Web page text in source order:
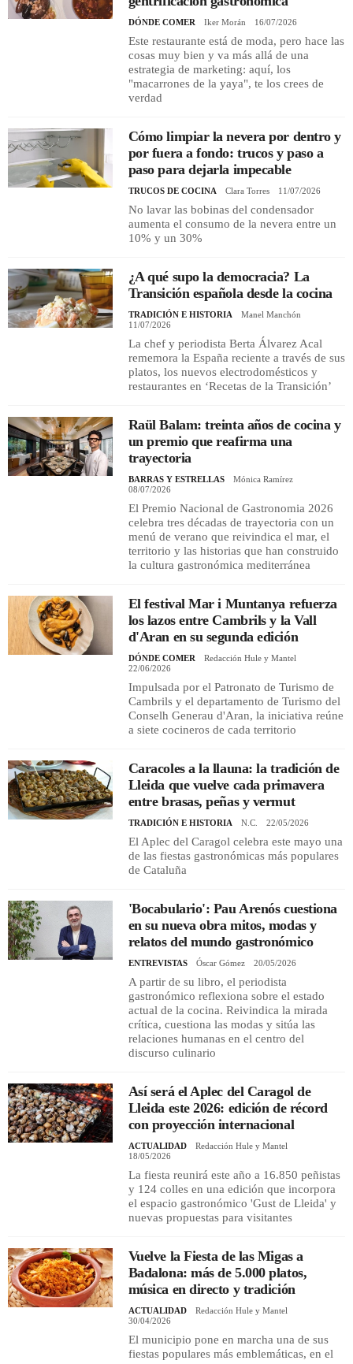
DÓNDE COMER Iker Morán 16/07/2026
Este restaurante está de moda, pero hace las
cosas muy bien y va más allá de una
estrategia de marketing: aquí, los
"macarrones de la yaya", te los crees de
verdad
Cómo limpiar la nevera por dentro y
por fuera a fondo: trucos y paso a
paso para dejarla impecable
TRUCOS DE COCINA Clara Torres 11/07/2026
No lavar las bobinas del condensador
aumenta el consumo de la nevera entre un
10% y un 30%
¿A qué supo la democracia? La
Transición española desde la cocina
TRADICIÓN E HISTORIA
Manel Manchón
11/07/2026
La chef y periodista Berta Álvarez Acal
rememora la España reciente a través de sus
platos, los nuevos electrodomésticos y
restaurantes en ‘Recetas de la Transición’
Raül Balam: treinta años de cocina y
un premio que reafirma una
trayectoria
BARRAS Y ESTRELLAS
Mónica Ramírez
08/07/2026
El Premio Nacional de Gastronomia 2026
celebra tres décadas de trayectoria con un
menú de verano que reivindica el mar, el
territorio y las historias que han construido
la cultura gastronómica mediterránea
El festival Mar i Muntanya refuerza
los lazos entre Cambrils y la Vall
d'Aran en su segunda edición
DÓNDE COMER
Redacción Hule y Mantel
22/06/2026
Impulsada por el Patronato de Turismo de
Cambrils y el departamento de Turismo del
Conselh Generau d'Aran, la iniciativa reúne
a siete cocineros de cada territorio
Caracoles a la llauna: la tradición de
Lleida que vuelve cada primavera
entre brasas, peñas y vermut
TRADICIÓN E HISTORIA N.C. 22/05/2026
El Aplec del Caragol celebra este mayo una
de las fiestas gastronómicas más populares
de Cataluña
'Bocabulario': Pau Arenós cuestiona
en su nueva obra mitos, modas y
relatos del mundo gastronómico
ENTREVISTAS Óscar Gómez 20/05/2026
A partir de su libro, el periodista
gastronómico reflexiona sobre el estado
actual de la cocina. Reivindica la mirada
crítica, cuestiona las modas y sitúa las
relaciones humanas en el centro del
discurso culinario
Así será el Aplec del Caragol de
Lleida este 2026: edición de récord
con proyección internacional
ACTUALIDAD
Redacción Hule y Mantel
18/05/2026
La fiesta reunirá este año a 16.850 peñistas
y 124 colles en una edición que incorpora
el espacio gastronómico 'Gust de Lleida' y
nuevas propuestas para visitantes
Vuelve la Fiesta de las Migas a
Badalona: más de 5.000 platos,
música en directo y tradición
ACTUALIDAD
Redacción Hule y Mantel
30/04/2026
El municipio pone en marcha una de sus
fiestas populares más emblemáticas, en el